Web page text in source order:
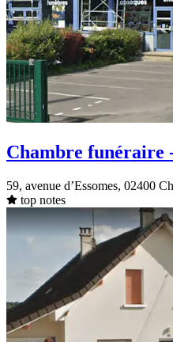
Chambre funéraire
59, avenue d’Essomes, 02400
top notes